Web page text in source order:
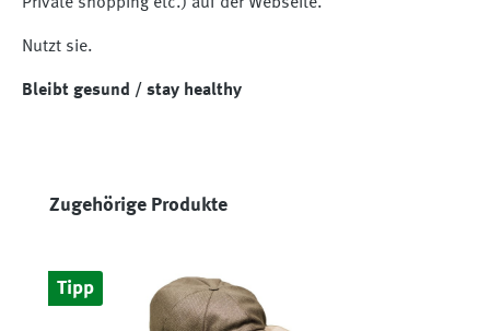
Private shopping etc.) auf der Webseite.
Nutzt sie.
Bleibt gesund / stay healthy
Produktgalerie überspringen
Zugehörige Produkte
Tipp